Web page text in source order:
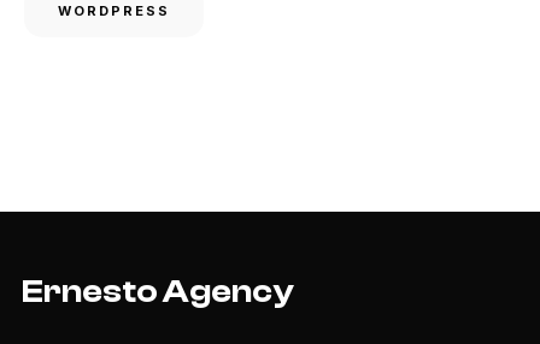
WORDPRESS
Ernesto Agency